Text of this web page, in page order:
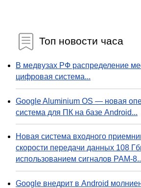
Топ новости часа
В медвузах РФ распределение
цифровая система...
Google Aluminium OS — новая
система для ПК на базе Android...
Новая система входного
скорости передачи данных 108
использованием сигналов PAM-
Google внедрит в Android